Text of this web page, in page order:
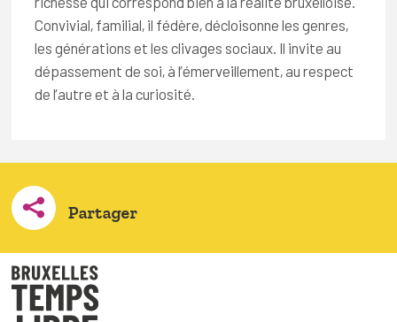
Bruxelles Temps Libre
Convivial, familial, il fédère, décloisonne les genres,
les générations et les clivages sociaux. Il invite au
dépassement de soi, à l’émerveillement, au respect
de l’autre et à la curiosité.
Partager